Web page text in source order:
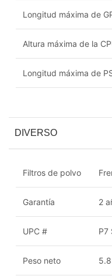
Longitud máxima de
Altura máxima de la
Longitud máxima de
DIVERSO
Filtros de polvo
Garantía 2
UPC # P7
Peso neto